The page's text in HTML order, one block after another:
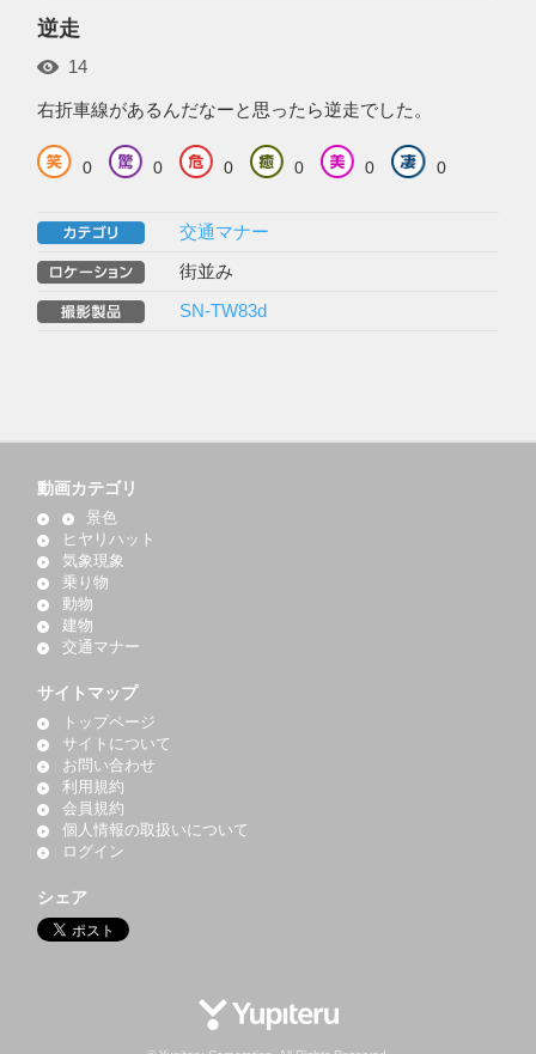
逆走
14
右折車線があるんだなーと思ったら逆走でした。
0 0 0 0 0 0
交通マナー
街並み
SN-TW83d
動画カテゴリ
景色
ヒヤリハット
気象現象
乗り物
動物
建物
交通マナー
サイトマップ
トップページ
サイトについて
お問い合わせ
利用規約
会員規約
個人情報の取扱いについて
ログイン
シェア